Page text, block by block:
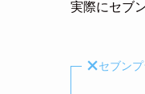
実際にセブ
セブン